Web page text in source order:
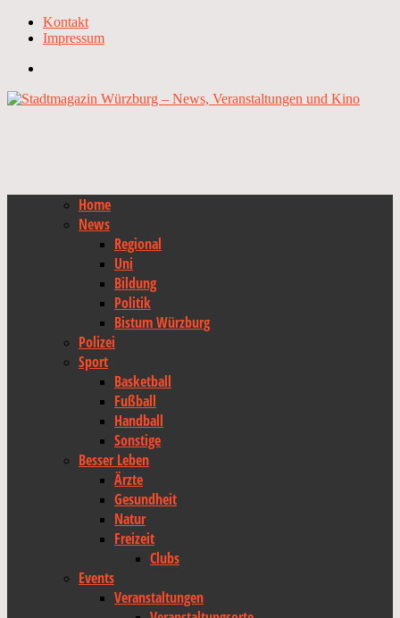
Kontakt
Impressum
Home
News
Regional
Uni
Bildung
Politik
Bistum Würzburg
Polizei
Sport
Basketball
Fußball
Handball
Sonstige
Besser Leben
Ärzte
Gesundheit
Natur
Freizeit
Clubs
Events
Veranstaltungen